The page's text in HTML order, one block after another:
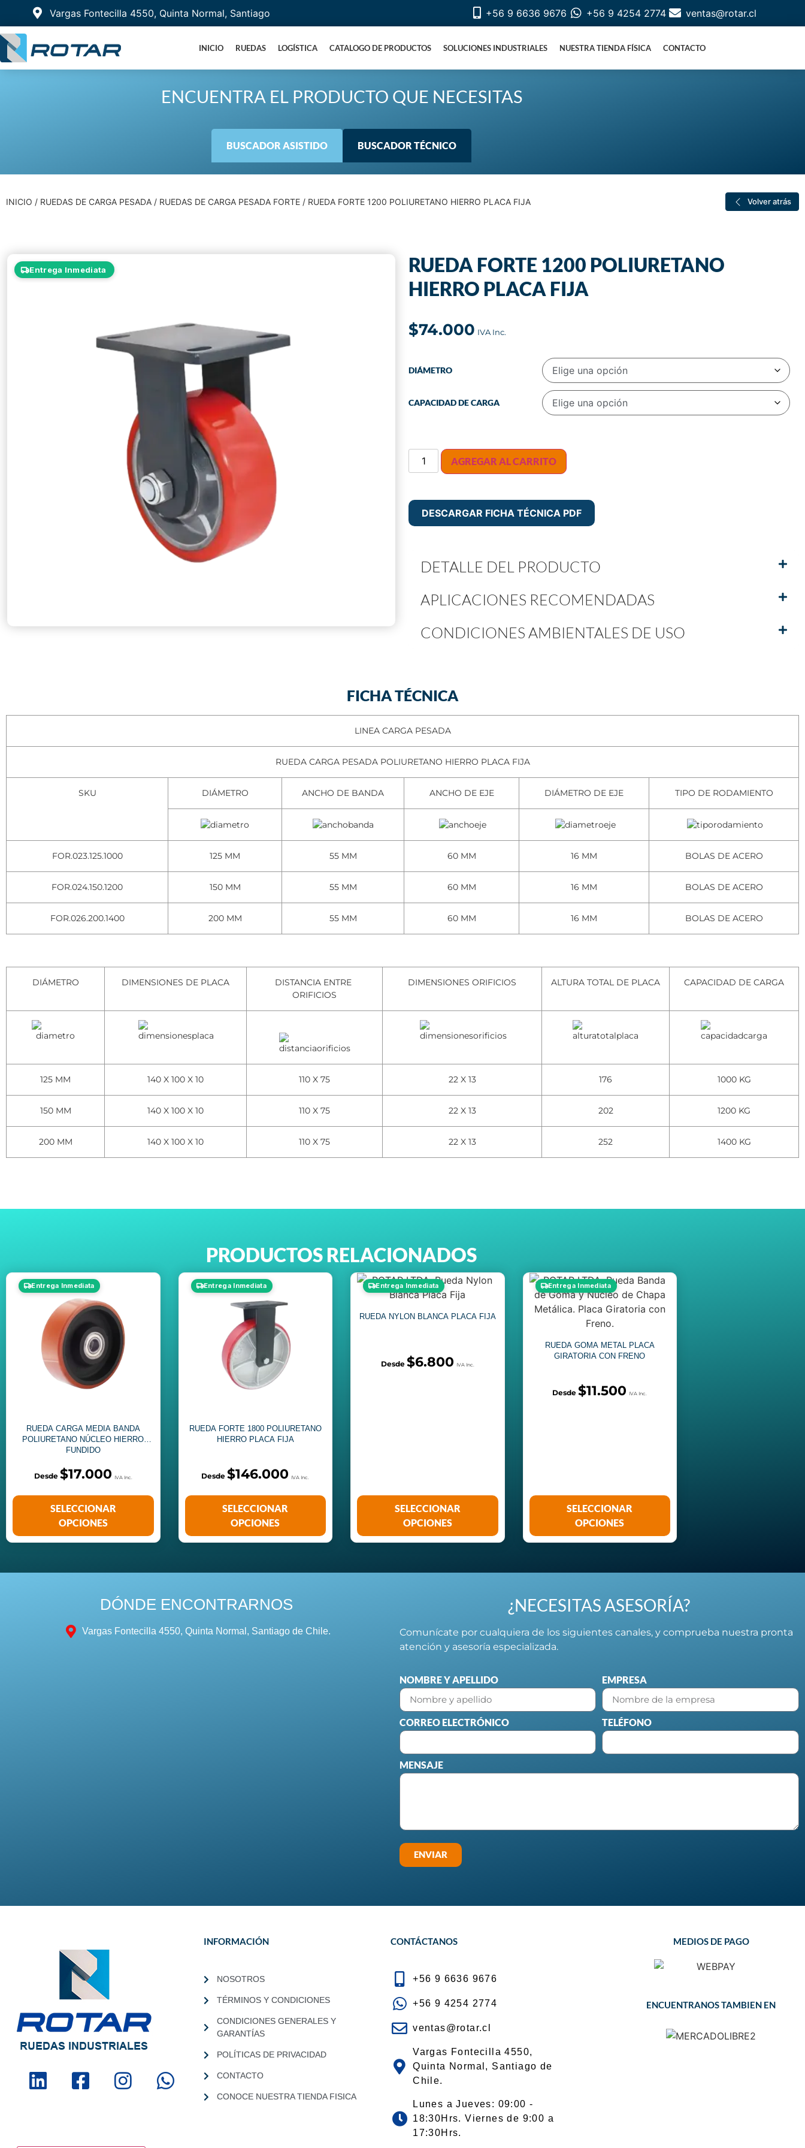
Vargas Fontecilla 4550, Quinta Normal, Santiago +56 9 6636 9676 +56 9 4254 2774 ventas@rotar.cl
INICIO RUEDAS LOGÍSTICA CATALOGO DE PRODUCTOS SOLUCIONES INDUSTRIALES NUESTRA TIENDA FÍSICA CONTACTO
ENCUENTRA EL PRODUCTO QUE NECESITAS
BUSCADOR ASISTIDO BUSCADOR TÉCNICO
INICIO / RUEDAS DE CARGA PESADA / RUEDAS DE CARGA PESADA FORTE / RUEDA FORTE 1200 POLIURETANO HIERRO PLACA FIJA Volver atrás
Entrega Inmediata
RUEDA FORTE 1200 POLIURETANO
HIERRO PLACA FIJA
$74.000
DIÁMETRO
CAPACIDAD DE CARGA
AGREGAR AL CARRITO
DESCARGAR FICHA TÉCNICA PDF
DETALLE DEL PRODUCTO
APLICACIONES RECOMENDADAS
CONDICIONES AMBIENTALES DE USO
FICHA TÉCNICA
LINEA CARGA PESADA
RUEDA CARGA PESADA POLIURETANO HIERRO PLACA FIJA
SKU DIÁMETRO ANCHO DE BANDA ANCHO DE EJE DIÁMETRO DE EJE TIPO DE RODAMIENTO
FOR.023.125.1000 125 MM 55 MM 60 MM 16 MM BOLAS DE ACERO
FOR.024.150.1200 150 MM 55 MM 60 MM 16 MM BOLAS DE ACERO
FOR.026.200.1400 200 MM 55 MM 60 MM 16 MM BOLAS DE ACERO
DIÁMETRO DIMENSIONES DE PLACA
DISTANCIA ENTRE
ORIFICIOS
DIMENSIONES ORIFICIOS ALTURA TOTAL DE PLACA CAPACIDAD DE CARGA
125 MM 140 X 100 X 10 110 X 75 22 X 13 176 1000 KG
150 MM 140 X 100 X 10 110 X 75 22 X 13 202 1200 KG
200 MM 140 X 100 X 10 110 X 75 22 X 13 252 1400 KG
PRODUCTOS RELACIONADOS
Entrega Inmediata
RUEDA CARGA MEDIA BANDA
POLIURETANO NÚCLEO HIERRO
FUNDIDO
$17.000
SELECCIONAR
OPCIONES
Entrega Inmediata
RUEDA FORTE 1800 POLIURETANO
HIERRO PLACA FIJA
$146.000
SELECCIONAR
OPCIONES
Entrega Inmediata
RUEDA NYLON BLANCA PLACA FIJA
$6.800
SELECCIONAR
OPCIONES
Entrega Inmediata
RUEDA GOMA METAL PLACA
GIRATORIA CON FRENO
$11.500
SELECCIONAR
OPCIONES
DÓNDE ENCONTRARNOS
Vargas Fontecilla 4550, Quinta Normal, Santiago de Chile.
¿NECESITAS ASESORÍA?
Comunícate por cualquiera de los siguientes canales, y comprueba nuestra pronta
atención y asesoría especializada.
NOMBRE Y APELLIDO EMPRESA
CORREO ELECTRÓNICO TELÉFONO
MENSAJE
ENVIAR
INFORMACIÓN
NOSOTROS
TÉRMINOS Y CONDICIONES
CONDICIONES GENERALES Y
GARANTÍAS
POLÍTICAS DE PRIVACIDAD
CONTACTO
CONOCE NUESTRA TIENDA FISICA
CONTÁCTANOS
+56 9 6636 9676
+56 9 4254 2774
ventas@rotar.cl
Vargas Fontecilla 4550,
Quinta Normal, Santiago de
Chile.
Lunes a Jueves: 09:00 -
18:30Hrs. Viernes de 9:00 a
17:30Hrs.
MEDIOS DE PAGO
ENCUENTRANOS TAMBIEN EN